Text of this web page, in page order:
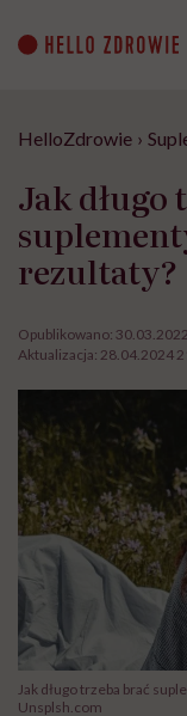
content
HelloZdrowie ›
Jak długo
rezultaty?
Opublikowano:
Aktualizacja: 28.04.2024
Jak długo trzeba brać
Unsplsh.com